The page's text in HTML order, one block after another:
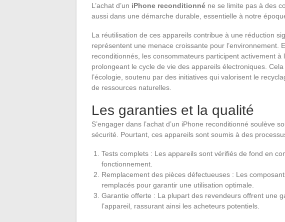
L’achat d’un iPhone reconditionné ne se limite pas à des
aussi dans une démarche durable, essentielle à notre
La réutilisation de ces appareils contribue à une réduction
représentent une menace croissante pour l’environnement.
reconditionnés, les consommateurs participent activement à
prolongeant le cycle de vie des appareils électroniques.
l’écologie, soutenu par des initiatives qui valorisent le
de ressources naturelles.
Les garanties et la qualité
S’engager dans l’achat d’un iPhone reconditionné soulève
sécurité. Pourtant, ces appareils sont soumis à des
Tests complets : Les appareils sont vérifiés de fond en
fonctionnement.
Remplacement des pièces défectueuses : Les
remplacés pour garantir une utilisation optimale.
Garantie offerte : La plupart des revendeurs offrent une
l’appareil, rassurant ainsi les acheteurs potentiels.